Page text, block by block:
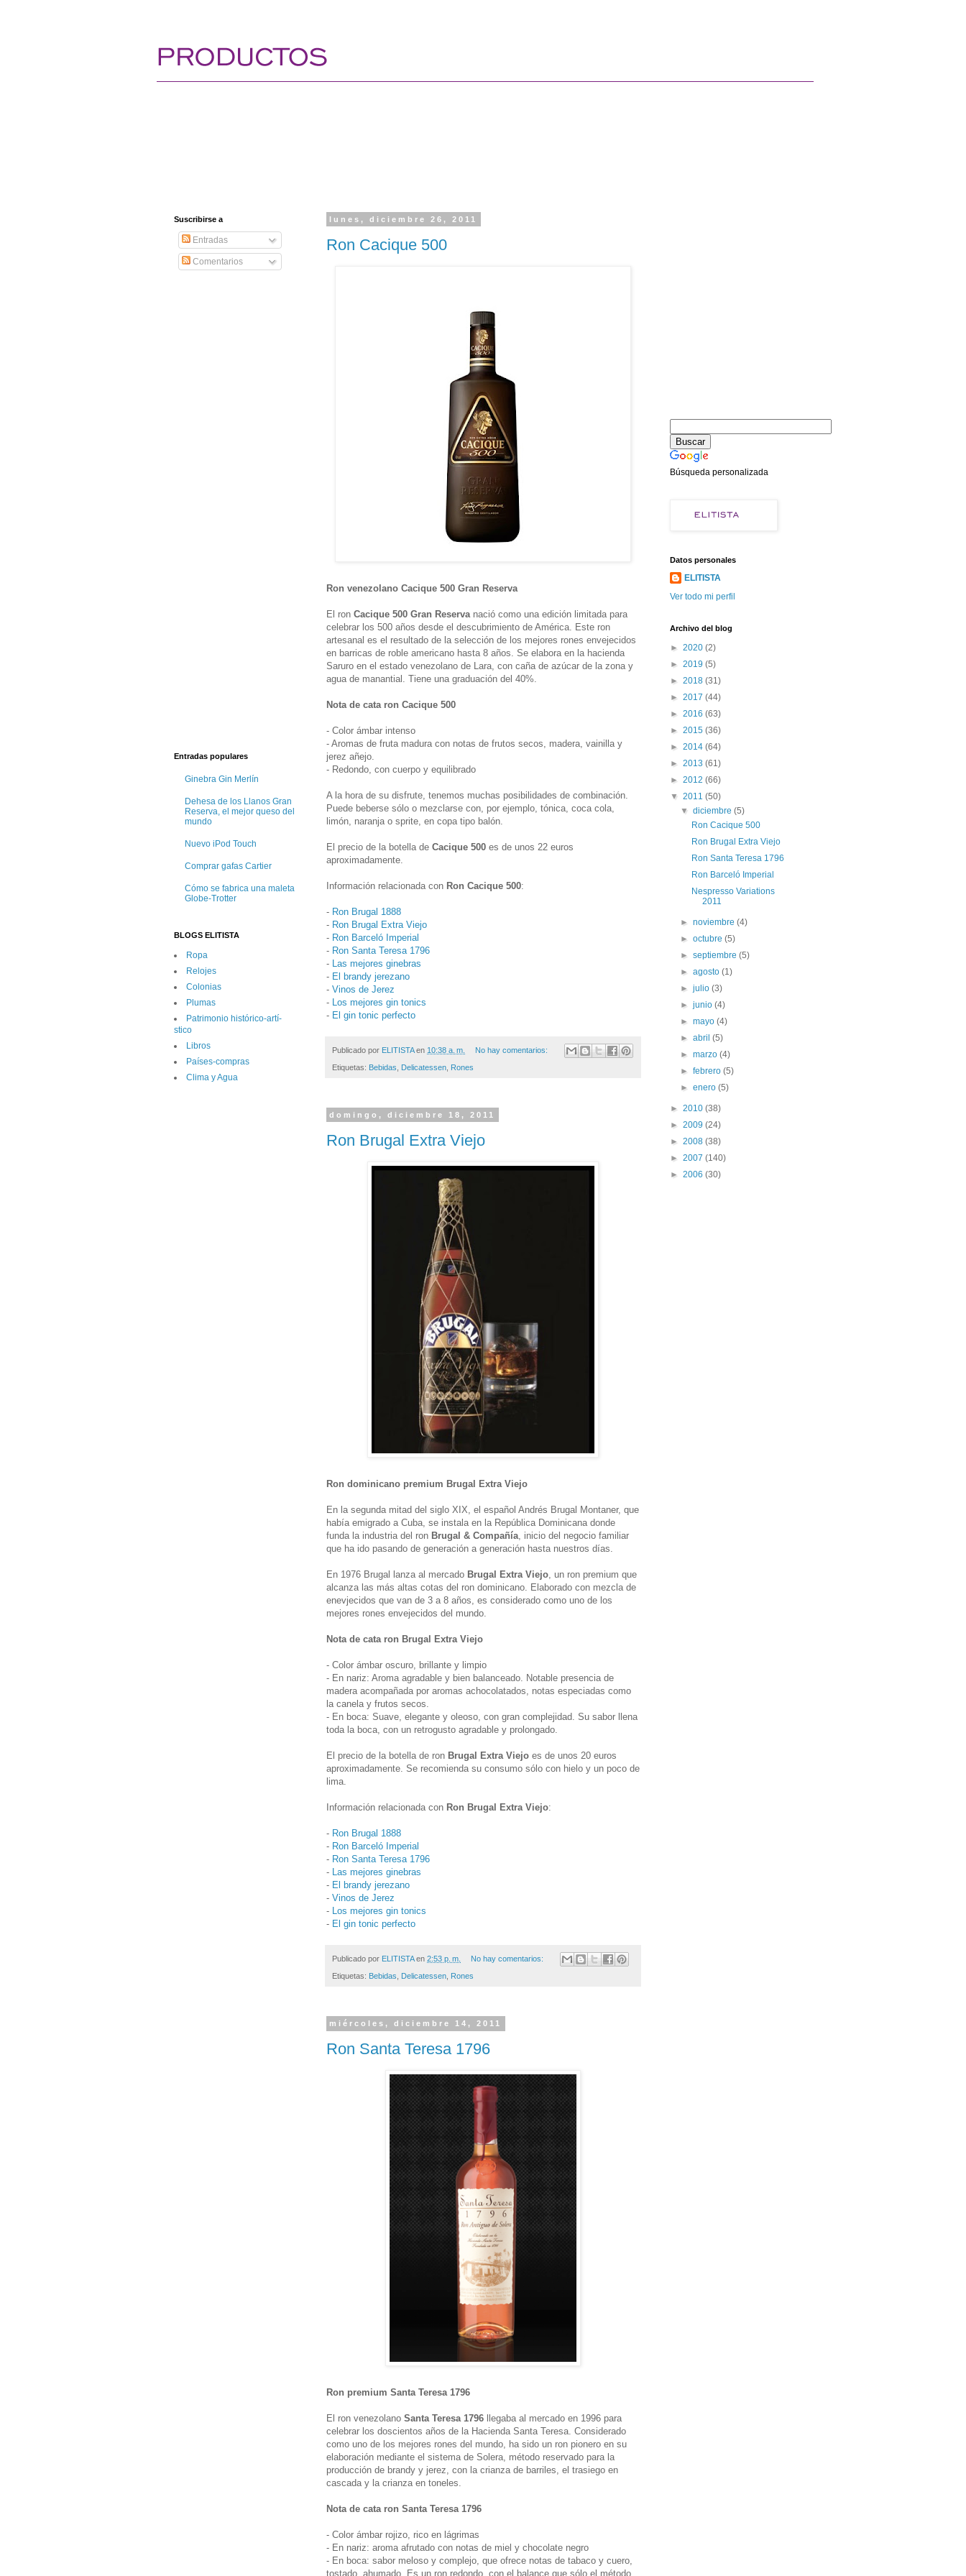
lunes, diciembre 26, 2011
Ron Cacique 500
Ron venezolano Cacique 500 Gran Reserva
El ron Cacique 500 Gran Reserva nació como una edición limitada para
celebrar los 500 años desde el descubrimiento de América. Este ron
artesanal es el resultado de la selección de los mejores rones envejecidos
en barricas de roble americano hasta 8 años. Se elabora en la hacienda
Saruro en el estado venezolano de Lara, con caña de azúcar de la zona y
agua de manantial. Tiene una graduación del 40%.
Nota de cata ron Cacique 500
- Color ámbar intenso
- Aromas de fruta madura con notas de frutos secos, madera, vainilla y
jerez añejo.
- Redondo, con cuerpo y equilibrado
A la hora de su disfrute, tenemos muchas posibilidades de combinación.
Puede beberse sólo o mezclarse con, por ejemplo, tónica, coca cola,
limón, naranja o sprite, en copa tipo balón.
El precio de la botella de Cacique 500 es de unos 22 euros
aproximadamente.
Información relacionada con Ron Cacique 500:
- Ron Brugal 1888
- Ron Brugal Extra Viejo
- Ron Barceló Imperial
- Ron Santa Teresa 1796
- Las mejores ginebras
- El brandy jerezano
- Vinos de Jerez
- Los mejores gin tonics
- El gin tonic perfecto
Publicado por ELITISTA en 10:38 a. m. No hay comentarios:
Etiquetas: Bebidas Delicatessen Rones
domingo, diciembre 18, 2011
Ron Brugal Extra Viejo
Ron dominicano premium Brugal Extra Viejo
En la segunda mitad del siglo XIX, el español Andrés Brugal Montaner, que
había emigrado a Cuba, se instala en la República Dominicana donde
funda la industria del ron Brugal & Compañía , inicio del negocio familiar
que ha ido pasando de generación a generación hasta nuestros días.
En 1976 Brugal lanza al mercado Brugal Extra Viejo , un ron premium que
alcanza las más altas cotas del ron dominicano. Elaborado con mezcla de
enevjecidos que van de 3 a 8 años, es considerado como uno de los
mejores rones envejecidos del mundo.
Nota de cata ron Brugal Extra Viejo
- Color ámbar oscuro, brillante y limpio
- En nariz: Aroma agradable y bien balanceado. Notable presencia de
madera acompañada por aromas achocolatados, notas especiadas como
la canela y frutos secos.
- En boca: Suave, elegante y oleoso, con gran complejidad. Su sabor llena
toda la boca, con un retrogusto agradable y prolongado.
El precio de la botella de ron Brugal Extra Viejo es de unos 20 euros
aproximadamente. Se recomienda su consumo sólo con hielo y un poco de
lima.
Información relacionada con Ron Brugal Extra Viejo:
- Ron Brugal 1888
- Ron Barceló Imperial
- Ron Santa Teresa 1796
-
Las mejores ginebras
- El brandy jerezano
- Vinos de Jerez
-
Los mejores gin tonics
- El gin tonic perfecto
Publicado por ELITISTA en 2:53 p. m. No hay comentarios:
Etiquetas: Bebidas Delicatessen Rones
miércoles, diciembre 14, 2011
Ron Santa Teresa 1796
Ron premium Santa Teresa 1796
El ron venezolano Santa Teresa 1796 llegaba al mercado en 1996 para
celebrar los doscientos años de la Hacienda Santa Teresa. Considerado
como uno de los mejores rones del mundo, ha sido un ron pionero en su
elaboración mediante el sistema de Solera, método reservado para la
producción de brandy y jerez, con la crianza de barriles, el trasiego en
cascada y la crianza en toneles.
Nota de cata ron Santa Teresa 1796
- Color ámbar rojizo, rico en lágrimas
- En nariz: aroma afrutado con notas de miel y chocolate negro
- En boca: sabor meloso y complejo, que ofrece notas de tabaco y cuero,
tostado, ahumado. Es un ron redondo, con el balance que sólo el método
Suscribirse a
Entradas
Comentarios
Entradas populares
Ginebra Gin Merlín
Dehesa de los Llanos Gran
Reserva, el mejor queso del
mundo
Nuevo iPod Touch
Comprar gafas Cartier
Cómo se fabrica una maleta
Globe-Trotter
BLOGS ELITISTA
Ropa
Relojes
Colonias
Plumas
Patrimonio histórico-artí­
stico
Libros
Paí­ses-compras
Clima y Agua
Búsqueda personalizada
Datos personales
ELITISTA
Ver todo mi perfil
Archivo del blog
► 2020 (2)
► 2019 (5)
► 2018 (31)
► 2017 (44)
► 2016 (63)
► 2015 (36)
► 2014 (64)
► 2013 (61)
► 2012 (66)
▼ 2011 (50)
▼diciembre(5)
Ron Cacique 500
Ron Brugal Extra Viejo
Ron Santa Teresa 1796
Ron Barceló Imperial
Nespresso Variations
2011
►noviembre(4)
►octubre(5)
►septiembre(5)
►agosto(1)
►julio(3)
►junio(4)
►mayo(4)
►abril(5)
►marzo(4)
►febrero(5)
►enero(5)
► 2010 (38)
► 2009 (24)
► 2008 (38)
► 2007 (140)
► 2006 (30)